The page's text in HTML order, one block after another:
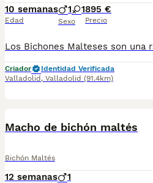
10 semanas
Edad
1 1
Sexo
895 €
Precio
Criador
Identidad Verificada
Valladolid , Valladolid (91.4km)
Macho de bichón maltés
Bichón Maltés
12 semanas 1